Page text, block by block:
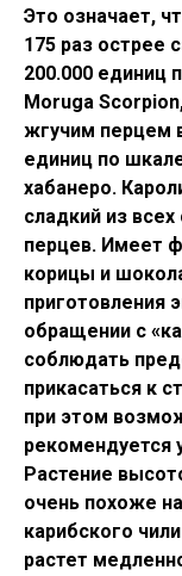
Это означает,
175 раз острее
200.000 единиц
Moruga
жгучим перцем
единиц по
хабанеро.
сладкий из
перцев. Имеет
корицы и
приготовления
обращении с
соблюдать
прикасаться к
при этом
рекомендуется
Растение
очень похоже
карибского
растет